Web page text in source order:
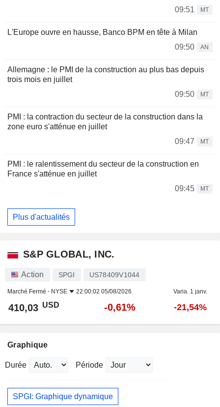
09:51
MT
L'Europe ouvre en hausse, Banco BPM en tête à Milan
09:50
AN
Allemagne : le PMI de la construction au plus bas depuis
trois mois en juillet
09:50
MT
PMI : la contraction du secteur de la construction dans la
zone euro s'atténue en juillet
09:47
MT
PMI : le ralentissement du secteur de la construction en
France s'atténue en juillet
09:45
MT
Plus d'actualités
S&P GLOBAL, INC.
Action SPGI US78409V1044
Marché Fermé - NYSE 22:00:02 05/08/2026 Varia. 1 janv.
410,03 USD -0,61% -21,54%
Graphique
Durée Période
SPGI: Graphique dynamique